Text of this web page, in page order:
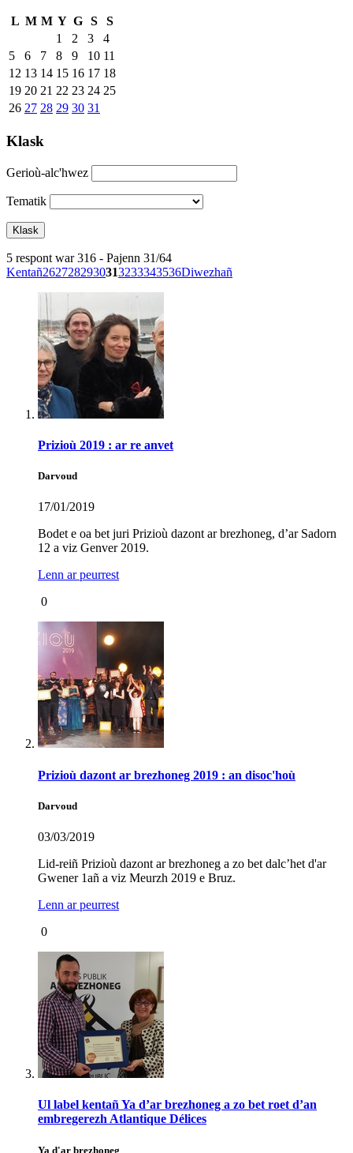
L M M Y G S
S
1
2 3
4
5
6 7 8 9 10 11
12 13 14 15 16 17 18
19 20 21 22 23 24 25
26 27 28 29 30 31
Klask
Gerioù-alc'hwez
Tematik
5 respont war 316 - Pajenn 31/64
Kentañ2627282930313233343536Diwezhañ
Prizioù 2019 : ar re anvet
Darvoud
17/01/2019
Bodet e oa bet juri Prizioù dazont ar brezhoneg, d’ar Sadorn
12 a viz Genver 2019.
Lenn ar peurrest
0
Prizioù dazont ar brezhoneg 2019 : an disoc'hoù
Darvoud
03/03/2019
Lid-reiñ Prizioù dazont ar brezhoneg a zo bet dalc’het d'ar
Gwener 1añ a viz Meurzh 2019 e Bruz.
Lenn ar peurrest
0
Ul label kentañ Ya d’ar brezhoneg a zo bet roet d’an
embregerezh Atlantique Délices
Ya d'ar brezhoneg